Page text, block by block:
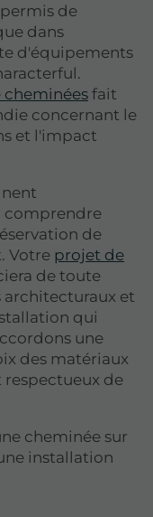
de
dans
d'équipements
fait
concernant le
et l'impact
comprendre
de
Votre projet de
de toute
et
qui
une
des matériaux
de
cheminée sur
installation